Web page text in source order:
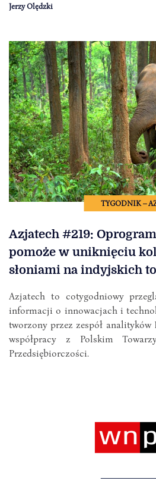
Jerzy Olędzki
TYGODNIK –
Azjatech #219:
pomoże w uniknięciu
słoniami na indyjskich
Azjatech to cotygodniowy
informacji o innowacjach i
tworzony przez zespół
współpracy z Polskim
Przedsiębiorczości.